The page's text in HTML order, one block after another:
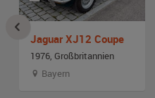
Jaguar XJ12 Coupe
1976, Großbritannien
Bayern